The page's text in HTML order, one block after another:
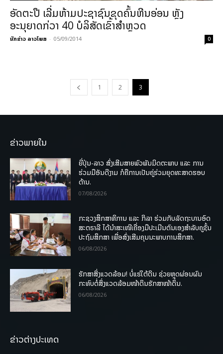
ອັດຕະປື ເລີ່ມຫ້າມປະຊາຊົນຂຸດຄົ້ນຫີນອ່ອນ ຫຼັງ
ອະນຸຍາດກ່ວາ 40 ບໍລິສັດເຂົ້າສຳຫຼວດ
ນັກຂ່າວ ລາວໂພສ - 05/09/2014 0
1 2 3
ຂ່າວພາຍໃນ
ຍີ່ປຸ່ນ-ລາວ ສົ່ງເສີມສາຍພົວພັນມິດຕະພາບ ແລະ ການ
ຮ່ວມມືອັນດີງາມ ກໍຄືການເປັນຄູ່ຮ່ວມຍຸດທະສາດຮອບ
ດ້ານ.
07/08/2026
ກະຊວງສຶກສາທິການ ແລະ ກິລາ ຮ່ວມກັບລັດຖະບານອົດ
ສະຕຣາລີ ໄດ້ນຳສະເໜີເຄື່ອງມືປະເມີນຕົນເອງສຳລັບຄູຊັ້ນ
ປະຖົມສຶກສາ ເພື່ອສົ່ງເສີມຄຸນນະພາບການສຶກສາ.
06/08/2026
ຮັກສາສິ່ງແວດລ້ອມ! ບໍ່ແຮ່ໃຕ້ດິນ ຊ່ວຍຫຼຸດຜ່ອນຜົນ
ກະທົບຕໍ່ສິ່ງແວດລ້ອມໜ້າດິນຮັກສາໜ້າດິນ.
06/08/2026
ຂ່າວຕ່າງປະເທດ